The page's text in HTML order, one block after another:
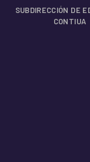
SUBDIRECCIÓN DE
CONTIUA